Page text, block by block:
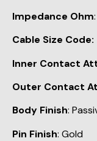
Impedance Ohm
Cable Size Code:
Inner Contact
Outer Contact
Body Finish:
Pin Finish: Gold